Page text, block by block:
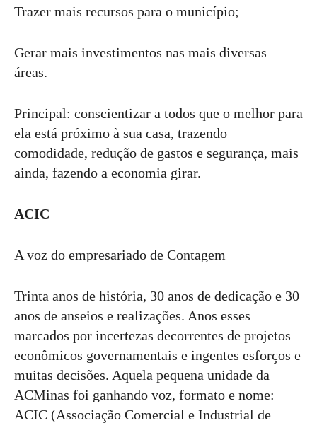
Trazer mais recursos para o município;
Gerar mais investimentos nas mais diversas
áreas.
Principal: conscientizar a todos que o melhor para
ela está próximo à sua casa, trazendo
comodidade, redução de gastos e segurança, mais
ainda, fazendo a economia girar.
ACIC
A voz do empresariado de Contagem
Trinta anos de história, 30 anos de dedicação e 30
anos de anseios e realizações. Anos esses
marcados por incertezas decorrentes de projetos
econômicos governamentais e ingentes esforços e
muitas decisões. Aquela pequena unidade da
ACMinas foi ganhando voz, formato e nome:
ACIC (Associação Comercial e Industrial de